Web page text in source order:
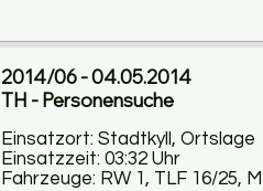
2014/06 - 04.05.2014
TH - Personensuche
Einsatzort: Stadtkyll, Ortslage
Einsatzzeit: 03:32 Uhr
Fahrzeuge: RW 1, TLF 16/25,